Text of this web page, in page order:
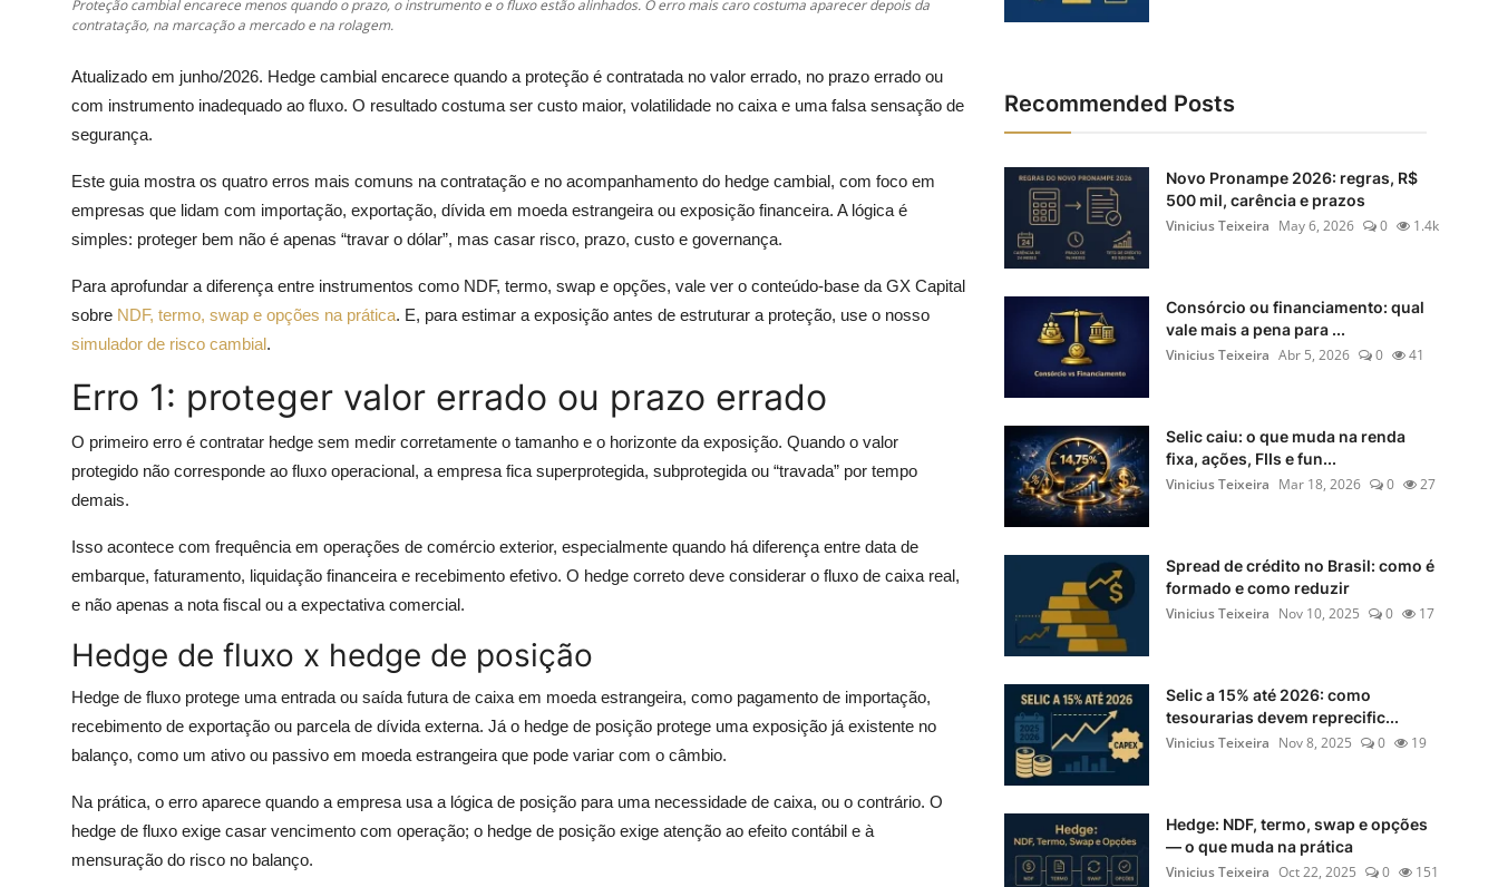
Proteção cambial encarece menos quando o prazo, o instrumento e o fluxo estão alinhados. O erro mais caro costuma aparecer depois da
contratação, na marcação a mercado e na rolagem.
Atualizado em junho/2026. Hedge cambial encarece quando a proteção é contratada no valor errado, no prazo errado ou
com instrumento inadequado ao fluxo. O resultado costuma ser custo maior, volatilidade no caixa e uma falsa sensação de
segurança.
Este guia mostra os quatro erros mais comuns na contratação e no acompanhamento do hedge cambial, com foco em
empresas que lidam com importação, exportação, dívida em moeda estrangeira ou exposição financeira. A lógica é
simples: proteger bem não é apenas “travar o dólar”, mas casar risco, prazo, custo e governança.
Para aprofundar a diferença entre instrumentos como NDF, termo, swap e opções, vale ver o conteúdo-base da GX Capital
sobre NDF, termo, swap e opções na prática. E, para estimar a exposição antes de estruturar a proteção, use o nosso
simulador de risco cambial.
Erro 1: proteger valor errado ou prazo errado
O primeiro erro é contratar hedge sem medir corretamente o tamanho e o horizonte da exposição. Quando o valor
protegido não corresponde ao fluxo operacional, a empresa fica superprotegida, subprotegida ou “travada” por tempo
demais.
Isso acontece com frequência em operações de comércio exterior, especialmente quando há diferença entre data de
embarque, faturamento, liquidação financeira e recebimento efetivo. O hedge correto deve considerar o fluxo de caixa real,
e não apenas a nota fiscal ou a expectativa comercial.
Hedge de fluxo x hedge de posição
Hedge de fluxo protege uma entrada ou saída futura de caixa em moeda estrangeira, como pagamento de importação,
recebimento de exportação ou parcela de dívida externa. Já o hedge de posição protege uma exposição já existente no
balanço, como um ativo ou passivo em moeda estrangeira que pode variar com o câmbio.
Na prática, o erro aparece quando a empresa usa a lógica de posição para uma necessidade de caixa, ou o contrário. O
hedge de fluxo exige casar vencimento com operação; o hedge de posição exige atenção ao efeito contábil e à
mensuração do risco no balanço.
Recommended Posts
Novo Pronampe 2026: regras, R$
500 mil, carência e prazos
Vinicius Teixeira May 6, 2026 0 1.4k
Consórcio ou financiamento: qual
vale mais a pena para ...
Vinicius Teixeira Abr 5, 2026 0 41
Selic caiu: o que muda na renda
fixa, ações, FIIs e fun...
Vinicius Teixeira Mar 18, 2026 0 27
Spread de crédito no Brasil: como é
formado e como reduzir
Vinicius Teixeira Nov 10, 2025 0 17
Selic a 15% até 2026: como
tesourarias devem reprecific...
Vinicius Teixeira Nov 8, 2025 0 19
Hedge: NDF, termo, swap e opções
— o que muda na prática
Vinicius Teixeira Oct 22, 2025 0 151